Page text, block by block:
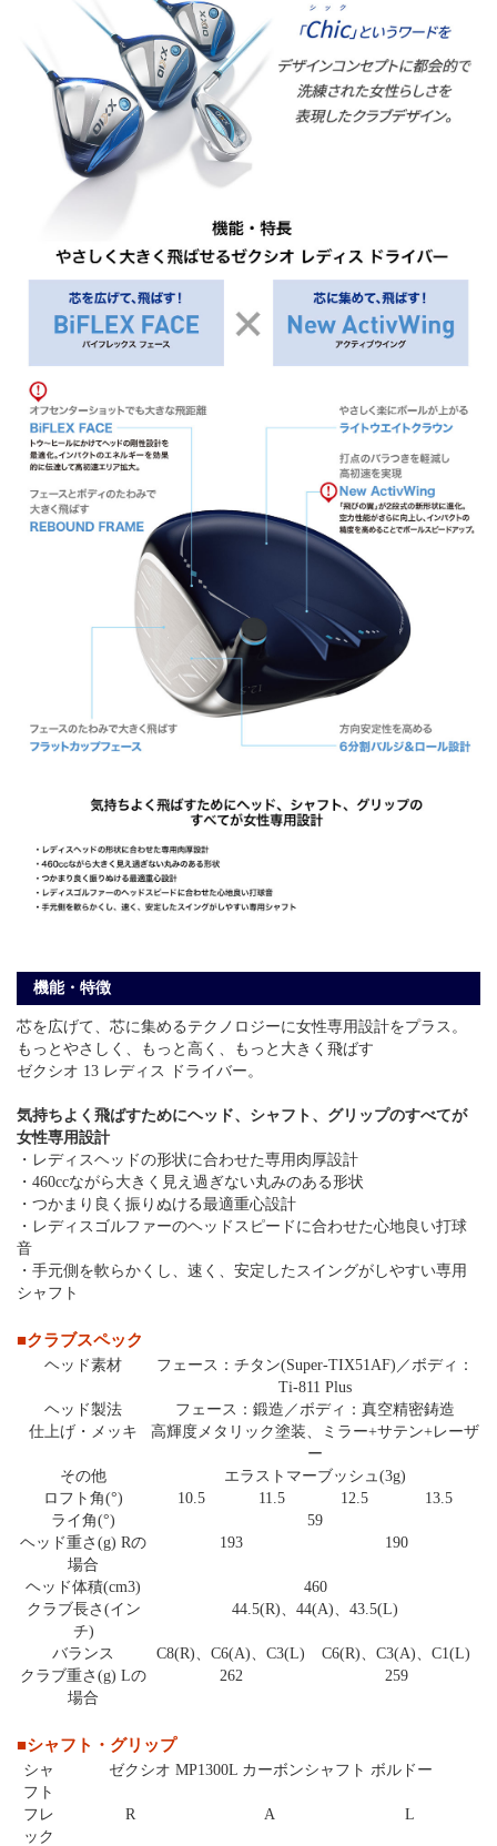
機能・特徴
芯を広げて、芯に集めるテクノロジーに女性専用設計をプラス。
もっとやさしく、もっと高く、もっと大きく飛ばす
ゼクシオ 13 レディス ドライバー。
気持ちよく飛ばすためにヘッド、シャフト、グリップのすべてが
女性専用設計
・レディスヘッドの形状に合わせた専用肉厚設計
・460ccながら大きく見え過ぎない丸みのある形状
・つかまり良く振りぬける最適重心設計
・レディスゴルファーのヘッドスピードに合わせた心地良い打球
音
・手元側を軟らかくし、速く、安定したスイングがしやすい専用
シャフト
■クラブスペック
ヘッド素材
フェース：チタン(Super-TIX51AF)／ボディ：
Ti-811 Plus
ヘッド製法
フェース：鍛造／ボディ：真空精密鋳造
仕上げ・メッキ
高輝度メタリック塗装、ミラー+サテン+レーザ
ー
その他
エラストマーブッシュ(3g)
ロフト角(°)
10.5 11.5 12.5
13.5
ライ角(°)
59
ヘッド重さ(g) Rの
場合
193 190
ヘッド体積(cm3)
460
クラブ長さ(イン
チ)
44.5(R)、44(A)、43.5(L)
バランス C8(R)、C6(A)、C3(L)
C6(R)、C3(A)、C1(L)
クラブ重さ(g) Lの
場合
262 259
■シャフト・グリップ
シャ
フト
ゼクシオ MP1300L カーボンシャフト ボルドー
フレ
ック
R A L